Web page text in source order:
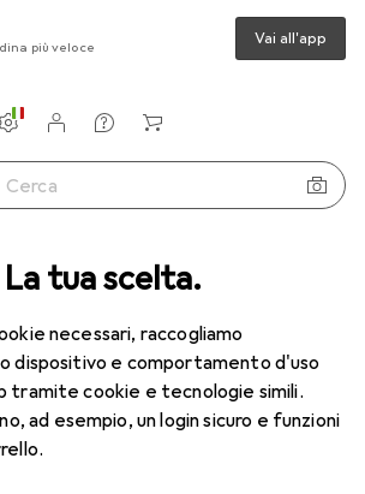
tua scelta.
necessari, raccogliamo
dispositivo e comportamento d'uso
tramite cookie e tecnologie simili.
ad esempio, un login sicuro e funzioni
più veloce Vai all'app
cliente
di confronto
dei desideri
Air Optix più HydraGlyde per l'astigmatismo
1 Immagine
HydraGlyde per